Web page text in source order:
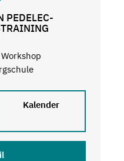
PEDELEC-
Kalender